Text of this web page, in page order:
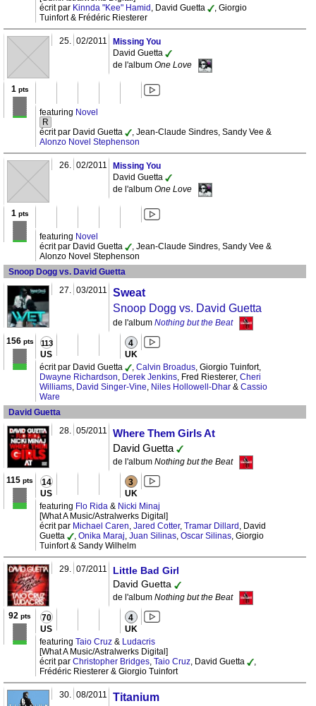
écrit par Kinnda "Kee" Hamid , David Guetta
, Giorgio
Tuinfort & Frédéric Riesterer
25. 02/2011
Missing You
David Guetta
de l'album One Love
1pts
featuring Novel
R
écrit par David Guetta
, Jean-Claude Sindres, Sandy Vee &
Alonzo Novel Stephenson
26. 02/2011
Missing You
David Guetta
de l'album One Love
1pts
featuring Novel
écrit par David Guetta
, Jean-Claude Sindres, Sandy Vee &
Alonzo Novel Stephenson
Snoop Dogg vs. David Guetta
27. 03/2011
Sweat
Snoop Dogg vs. David Guetta
de l'album Nothing but the Beat
156pts
113
US
4
UK
écrit par David Guetta , Calvin Broadus, Giorgio Tuinfort,
Dwayne Richardson, Derek Jenkins, Fred Riesterer, Cheri
Williams, David Singer-Vine, Niles Hollowell-Dhar & Cassio
Ware
David Guetta
28. 05/2011
Where Them Girls At
David Guetta
de l'album Nothing but the Beat
115 pts 14
US
3
UK
featuring Flo Rida & Nicki Minaj
[What A Music/Astralwerks Digital]
écrit par Michael Caren, Jared Cotter, Tramar Dillard , David
Guetta
, Onika Maraj, Juan Silinas, Oscar Silinas, Giorgio
Tuinfort & Sandy Wilhelm
29. 07/2011
Little Bad Girl
David Guetta
de l'album Nothing but the Beat
92 pts 70
US
4
UK
featuring Taio Cruz & Ludacris
[What A Music/Astralwerks Digital]
écrit par Christopher Bridges, Taio Cruz, David Guetta
,
Frédéric Riesterer & Giorgio Tuinfort
30. 08/2011
Titanium